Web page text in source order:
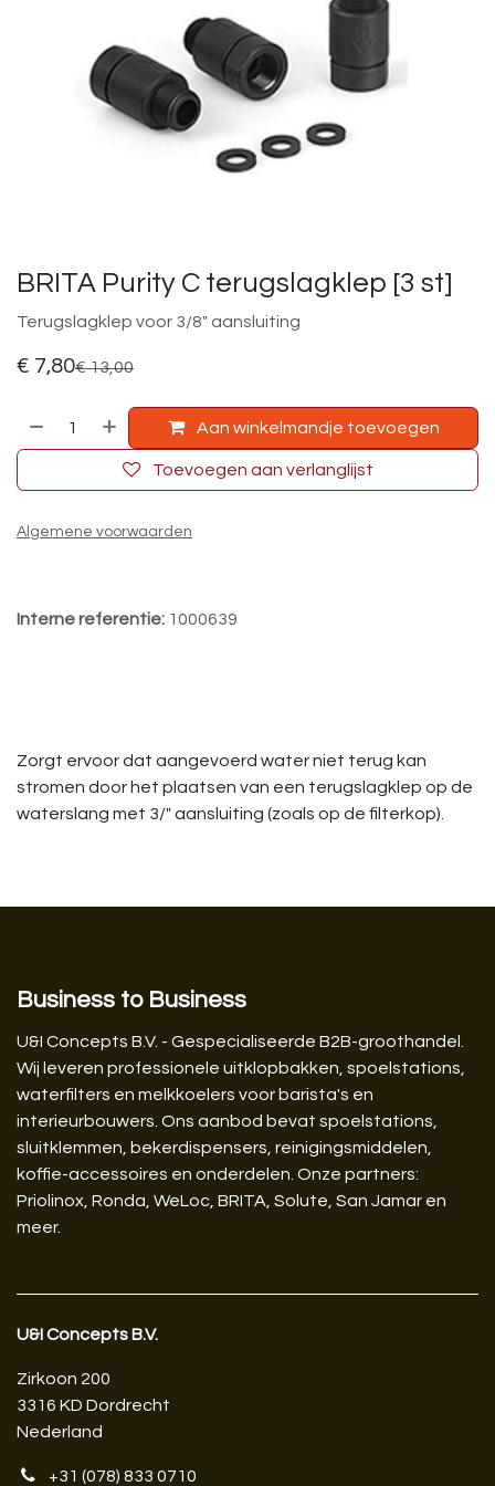
BRITA Purity C terugslagklep [3 st]
Terugslagklep voor 3/8" aansluiting
€ 7,80€13,00
Aan winkelmandje toevoegen
Toevoegen aan verlanglijst
Algemene voorwaarden
Interne referentie: 1000639
Zorgt ervoor dat aangevoerd water niet terug kan
stromen door het plaatsen van een terugslagklep op de
waterslang met 3/" aansluiting (zoals op de filterkop).
Business to Business
U&I Concepts B.V. - Gespecialiseerde B2B-groothandel.
Wij leveren professionele uitklopbakken, spoelstations,
waterfilters en melkkoelers voor barista's en
interieurbouwers. Ons aanbod bevat spoelstations,
sluitklemmen, bekerdispensers, reinigingsmiddelen,
koffie-accessoires en onderdelen. Onze partners:
Priolinox, Ronda, WeLoc, BRITA, Solute, San Jamar en
meer.
U&I Concepts B.V.​
Zirkoon 200
3316 KD Dordrecht
Nederland
+31 (078) 833 0710